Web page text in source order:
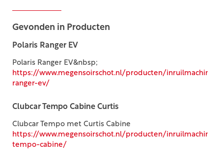
Gevonden in Producten
Polaris Ranger EV
Polaris Ranger EV&nbsp;
https://www.megensoirschot.nl/producten/
ranger-ev/
Clubcar Tempo Cabine Curtis
Clubcar Tempo met Curtis Cabine
https://www.megensoirschot.nl/producten/
tempo-cabine/